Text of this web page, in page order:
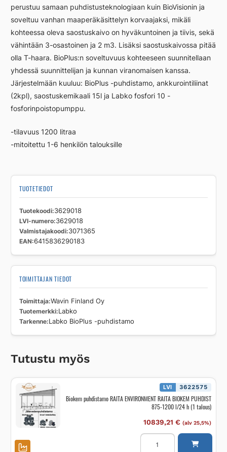
perustuu samaan puhdistusteknologiaan kuin BioVisionin ja
soveltuu vanhan maaperäkäsittelyn korvaajaksi, mikäli
kohteessa oleva saostuskaivo on hyväkuntoinen ja tiivis, sekä
vähintään 3-osastoinen ja 2 m3. Lisäksi saostuskaivossa pitää
olla T-haara. BioPlus:n soveltuvuus kohteeseen suunnitellaan
yhdessä suunnittelijan ja kunnan viranomaisen kanssa.
Järjestelmään kuuluu: BioPlus -puhdistamo, ankkurointiliinat
(2kpl), saostuskemikaali 15l ja Labko fosfori 10 -
fosforinpoistopumppu.
-tilavuus 1200 litraa
-mitoitettu 1-6 henkilön talouksille
TUOTETIEDOT
Tuotekoodi 3629018
LVI-numero 3629018
Valmistajakoodi 3071365
EAN 6415836290183
TOIMITTAJAN TIEDOT
Toimittaja Wavin Finland Oy
Tuotemerkki Labko
Tarkenne Labko BioPlus -puhdistamo
Tutustu myös
LVI 3622575
Biokem puhdistamo RAITA ENVIRONMENT RAITA BIOKEM PUHDIST
875-1200 l/24 h (1 talous)
10839,21 € (alv 25,5%)
Biokem
puhdistamo